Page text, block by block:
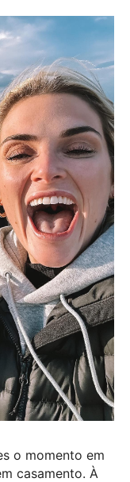
o momento em
casamento. À